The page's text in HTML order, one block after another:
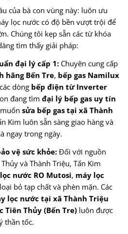
của bà con vùng này: luôn ưu
lọc nước có độ bền vượt trội để
Chúng tôi kẹp sẵn các từ khóa
tìm thấy giải pháp:
đại lý cấp 1:Chuyên cung cấp
hãng Bến Tre, bếp gas Namilux
dòng bếp điện từ Inverter
đang tìm đại lý bếp gas uy tín
sửa bếp gas tại xã Thành
Kim luôn sẵn sàng giao hàng và
ngay trong ngày.
vệ sức khỏe:Đối với nguồn
và Thành Triệu, Tấn Kim
nước RO Mutosi, máy lọc
bỏ tạp chất và phèn mặn. Các
lọc nước tại xã Thành Triệu
Tiên Thủy (Bến Tre)luôn được
thần tốc.